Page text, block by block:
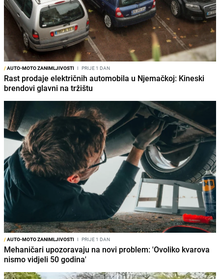
/AUTO-MOTO ZANIMLJIVOSTI I PRIJE 1 DAN
Rast prodaje električnih automobila u Njemačkoj: Kineski
brendovi glavni na tržištu
/AUTO-MOTO ZANIMLJIVOSTI I PRIJE 1 DAN
Mehaničari upozoravaju na novi problem: 'Ovoliko kvarova
nismo vidjeli 50 godina'